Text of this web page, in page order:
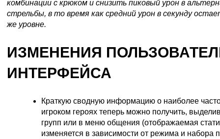
комбинации с крюком и снизить пиковый урон в
стрельбы, в то время как средний урон в секунду
же уровне.
ИЗМЕНЕНИЯ
ИНТЕРФЕЙСА
Краткую сводную информацию о наиболее
игроком героях теперь можно получить,
групп или в меню общения (отображаемая
изменяется в зависимости от режима и набора